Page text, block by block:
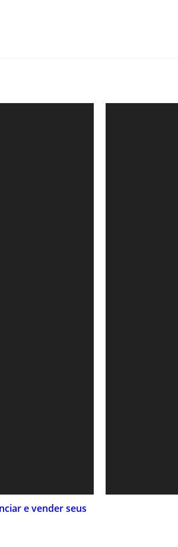
e vender seus